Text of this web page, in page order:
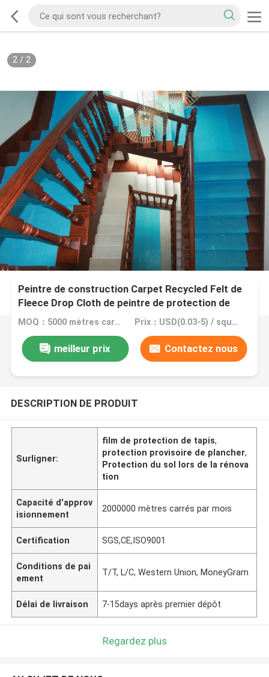
2/ 2
Peintre de construction Carpet Recycled Felt de
Fleece Drop Cloth de peintre de protection de
plancher de 100cmx120cm
MOQ：5000 mètres carrés, 10000 mètres carrés avec l'impression Prix：USD(0.03-5) / square meter
meilleur prix Contactez nous
DESCRIPTION DE PRODUIT
Surligner:
film de protection de tapis,
protection provisoire de plancher,
Protection du sol lors de la rénova
tion
Capacité d'approv
isionnement
2000000 mètres carrés par mois
Certification SGS,CE,ISO9001
Conditions de pai
ement
T/T, L/C, Western Union, MoneyGram
Délai de livraison 7-15days après premier dépôt
Regardez plus